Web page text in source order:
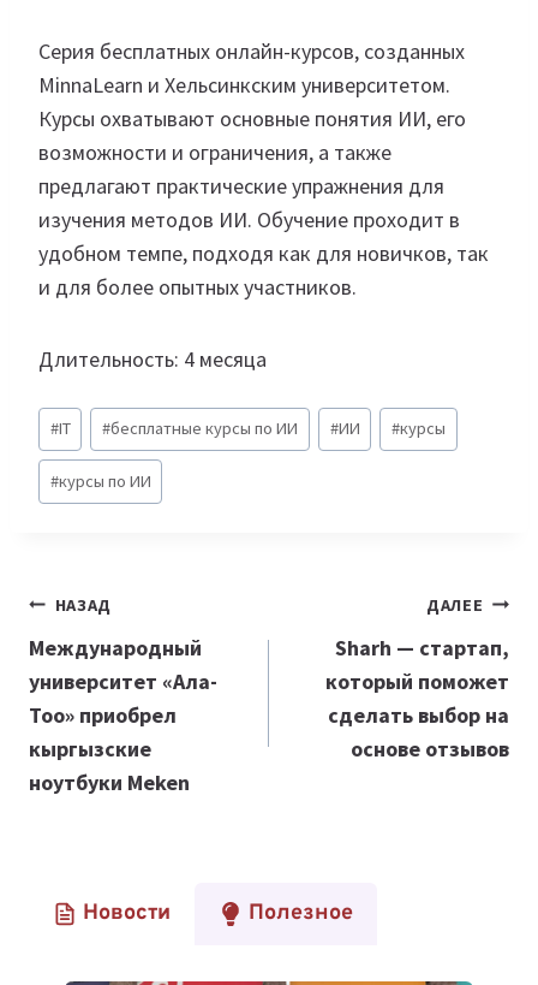
Cерия бесплатных онлайн-курсов, созданных
MinnaLearn и Хельсинкским университетом.
Курсы охватывают основные понятия ИИ, его
возможности и ограничения, а также
предлагают практические упражнения для
изучения методов ИИ. Обучение проходит в
удобном темпе, подходя как для новичков, так
и для более опытных участников.
Длительность: 4 месяца
Метки
записи:
#IT #бесплатные курсы по ИИ #ИИ #курсы
#курсы по ИИ
Навигация
по
записям
НАЗАД
Международный
университет «Ала-
Тоо» приобрел
кыргызские
ноутбуки Meken
ДАЛЕЕ
Sharh — стартап,
который поможет
сделать выбор на
основе отзывов
Новости Полезное